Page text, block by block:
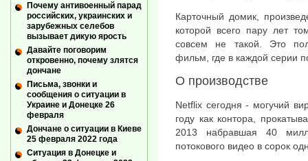
Карточный домик,
которой всего пару лет
совсем не такой. Это
фильм, где в каждой серии
О производстве
Netflix сегодня - могучий
году как контора,
2013 набравшая 40
потокового видео в сорок
Почему антивоенный парад
российских, украинских и
зарубежных селебов
вызывает дикую ярость
Давайте поговорим
откровенно, почему злятся
дончане
Письма, звонки и
сообщения о ситуации в
Украине и Донецке 26
февраля
Дончане о ситуации в Киеве
25 февраля 2022 года
Ситуация в Донецке и